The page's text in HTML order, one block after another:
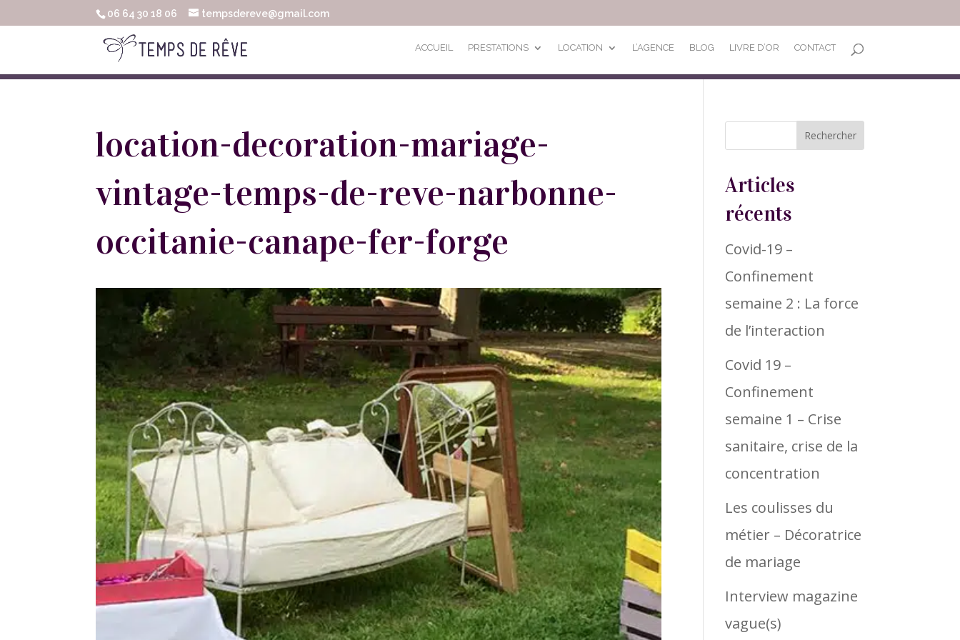
06 64 30 18 06 tempsdereve@gmail.com
ACCUEIL PRESTATIONS LOCATION L’AGENCE BLOG LIVRE D’OR CONTACT
location-decoration-mariage-
vintage-temps-de-reve-narbonne-
occitanie-canape-fer-forge
Articles
récents
Covid-19 –
Confinement
semaine 2 : La force
de l’interaction
Covid 19 –
Confinement
semaine 1 – Crise
sanitaire, crise de la
concentration
Les coulisses du
métier – Décoratrice
de mariage
Interview magazine
vague(s)